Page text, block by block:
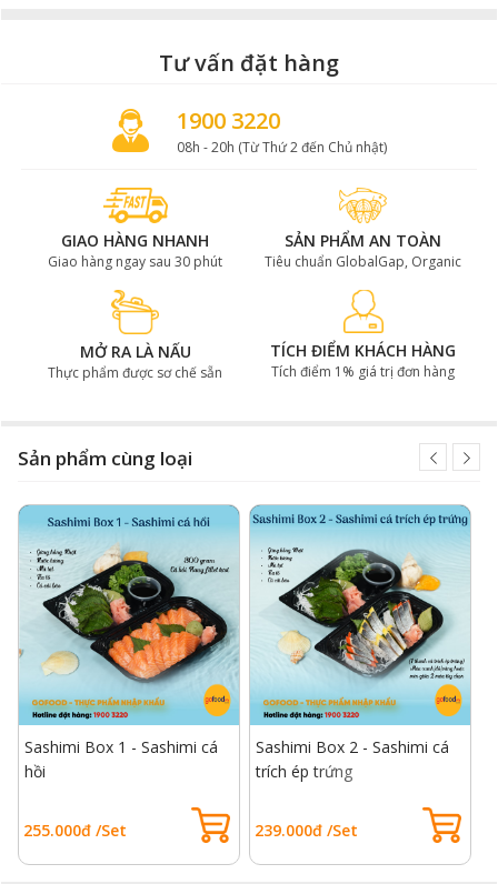
Tư vấn đặt hàng
1900 3220
08h - 20h (Từ Thứ 2 đến Chủ nhật)
GIAO HÀNG NHANH
Giao hàng ngay sau 30 phút
SẢN PHẨM AN TOÀN
Tiêu chuẩn GlobalGap, Organic
MỞ RA LÀ NẤU
Thực phẩm được sơ chế sẵn
TÍCH ĐIỂM KHÁCH HÀNG
Tích điểm 1% giá trị đơn hàng
Sản phẩm cùng loại
Sashimi Box 1 - Sashimi cá
hồi
255.000đ /Set
Sashimi Box 2 - Sashimi cá
trích ép trứng
239.000đ /Set